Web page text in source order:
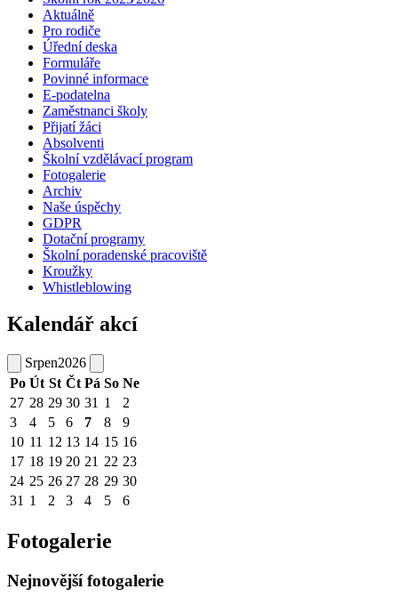
Aktuálně
Pro rodiče
Úřední deska
Formuláře
Povinné informace
E-podatelna
Zaměstnanci školy
Přijatí žáci
Absolventi
Školní vzdělávací program
Fotogalerie
Archiv
Naše úspěchy
GDPR
Dotační programy
Školní poradenské pracoviště
Kroužky
Whistleblowing
Kalendář akcí
Srpen2026
Po Út St Čt Pá So Ne
27 28 29 30 31 1
2
3
4 5 6 7 8
9
10 11 12 13 14 15 16
17 18 19 20 21 22 23
24 25 26 27 28 29 30
31 1 2 3 4 5 6
Fotogalerie
Nejnovější fotogalerie